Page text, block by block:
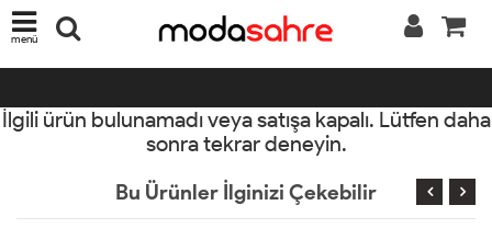
menü
İlgili ürün bulunamadı veya satışa kapalı. Lütfen daha
sonra tekrar deneyin.
Bu Ürünler İlginizi Çekebilir